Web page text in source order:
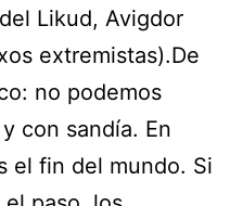
Likud, Avigdor
extremistas).De
no podemos
con sandía. En
el fin del mundo. Si